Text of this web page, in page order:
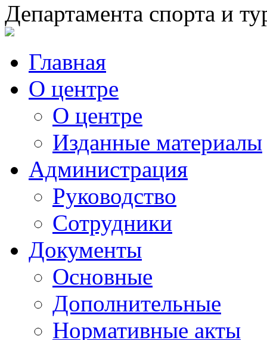
Департамента спорта и
Главная
О центре
О центре
Изданные материалы
Администрация
Руководство
Сотрудники
Документы
Основные
Дополнительные
Нормативные акты